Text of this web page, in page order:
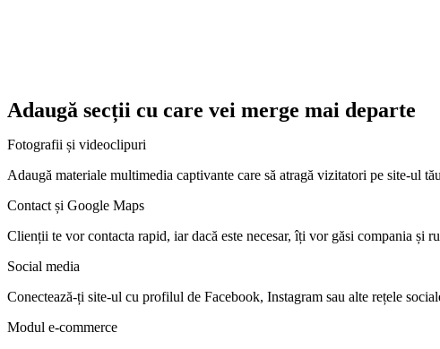
Adaugă secții cu care vei merge mai departe
Fotografii și videoclipuri
Adaugă materiale multimedia captivante care să atragă vizitatori pe site-ul
Contact și Google Maps
Clienții te vor contacta rapid, iar dacă este necesar, îți vor găsi compania și
Social media
Conectează-ți site-ul cu profilul de Facebook, Instagram sau alte rețele
Modul e-commerce